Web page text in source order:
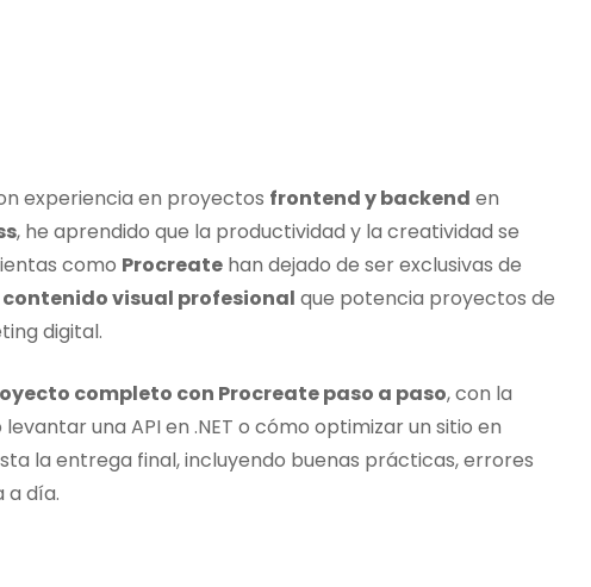
experiencia en proyectos frontend y backend en
, he aprendido que la productividad y la creatividad se
como Procreate han dejado de ser exclusivas de
visual profesional que potencia proyectos de
digital.
completo con Procreate paso a paso, con la
una API en .NET o cómo optimizar un sitio en
la entrega final, incluyendo buenas prácticas, errores
a día.